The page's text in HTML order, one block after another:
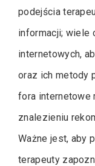
podejścia
informacji; wiele
internetowych,
oraz ich metody
fora internetowe
znalezieniu
Ważne jest, aby
terapeuty